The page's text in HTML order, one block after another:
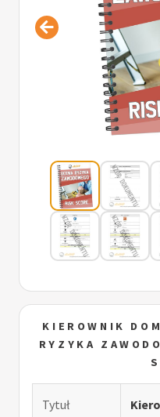
KIEROWNIK
RYZYKA
Tytuł